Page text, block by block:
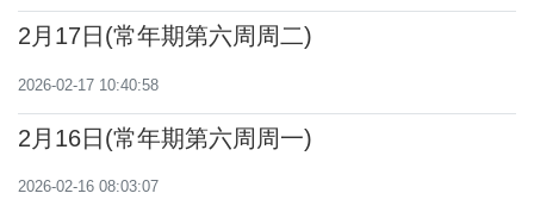
灰土，将来仍要归于灰土！”教会提醒人们在四旬期要悔
主修好，与人和好。“你的父在暗中看见，必要报答
你。”（玛6：1-6，16-18）
2月17日(常年期第六周周二)
2026-02-17 10:40:58
2月16日(常年期第六周周一)
2026-02-16 08:03:07